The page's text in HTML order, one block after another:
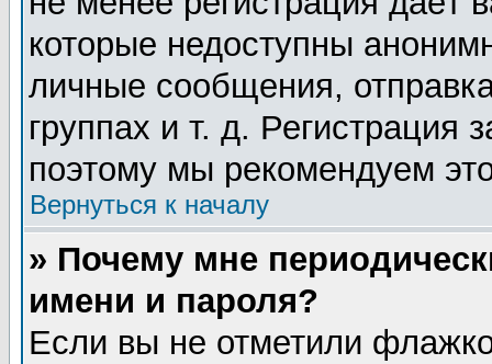
которые недоступны
личные сообщения,
группах и т. д. Регистрация
поэтому мы рекомендуем
Вернуться к началу
» Почему мне
имени и пароля?
Если вы не отметили